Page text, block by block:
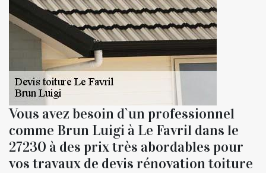
Vous avez besoin d`un professionnel
comme Brun Luigi à Le Favril dans le
27230 à des prix très abordables pour
vos travaux de devis rénovation toiture